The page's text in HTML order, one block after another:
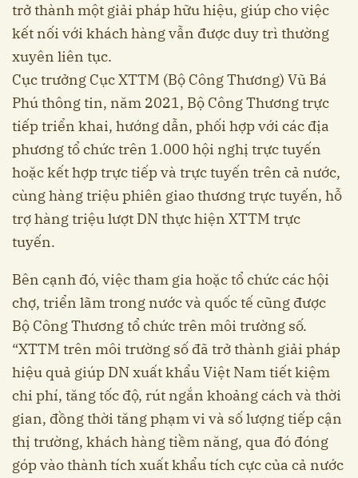
trở thành một giải pháp hữu hiệu, giúp cho việc
kết nối với khách hàng vẫn được duy trì thường
xuyên liên tục.
Cục trưởng Cục XTTM (Bộ Công Thương) Vũ Bá
Phú thông tin, năm 2021, Bộ Công Thương trực
tiếp triển khai, hướng dẫn, phối hợp với các địa
phương tổ chức trên 1.000 hội nghị trực tuyến
hoặc kết hợp trực tiếp và trực tuyến trên cả nước,
cùng hàng triệu phiên giao thương trực tuyến, hỗ
trợ hàng triệu lượt DN thực hiện XTTM trực
tuyến.
Bên cạnh đó, việc tham gia hoặc tổ chức các hội
chợ, triển lãm trong nước và quốc tế cũng được
Bộ Công Thương tổ chức trên môi trường số.
“XTTM trên môi trường số đã trở thành giải pháp
hiệu quả giúp DN xuất khẩu Việt Nam tiết kiệm
chi phí, tăng tốc độ, rút ngắn khoảng cách và thời
gian, đồng thời tăng phạm vi và số lượng tiếp cận
thị trường, khách hàng tiềm năng, qua đó đóng
góp vào thành tích xuất khẩu tích cực của cả nước